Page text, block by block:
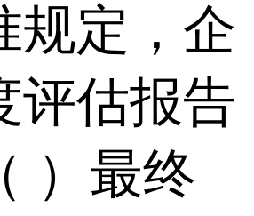
规定，企
评估报告
）最终